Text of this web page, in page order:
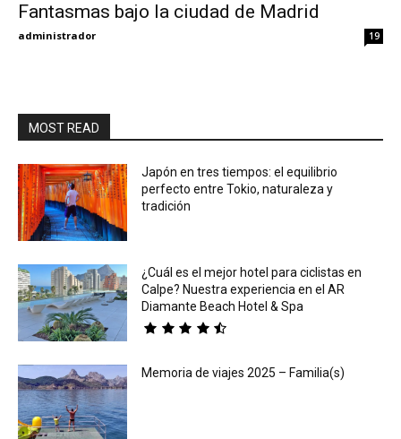
Fantasmas bajo la ciudad de Madrid
administrador 19
MOST READ
Japón en tres tiempos: el equilibrio
perfecto entre Tokio, naturaleza y
tradición
¿Cuál es el mejor hotel para ciclistas en
Calpe? Nuestra experiencia en el AR
Diamante Beach Hotel & Spa
Memoria de viajes 2025 – Familia(s)